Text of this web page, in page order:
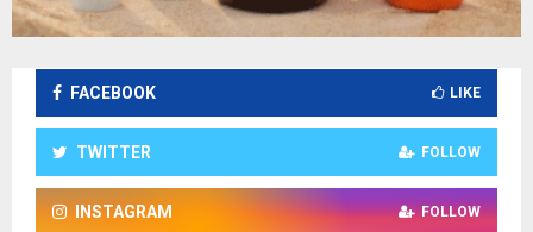
FACEBOOK LIKE
TWITTER FOLLOW
INSTAGRAM FOLLOW